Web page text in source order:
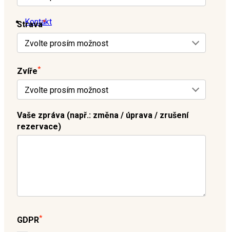
Kontakt
Strava*
Zvíře*
Vaše zpráva (např.: změna / úprava / zrušení
rezervace)
GDPR*